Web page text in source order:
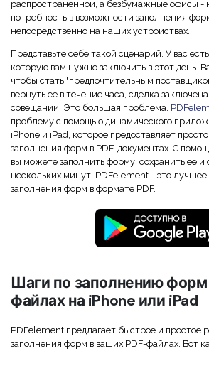
Новый PDFelement 12
проще
От AI-функций до пакетных
PDFelement делает работу с PDF еще
Скачать бесплатно
Скрыть фрагменты PDF Новый
PDF OCR
Извлечение данных из PDF
Защита PDF паролем
Поделиться PDF
Комплексные решения
Преподавание
IT-служба
Юриспруденция
Финансы
Издательство
Канал на YouTube
Сообщество ВКонтакте
Канал Яндекс Дзен
распространенной, а безбумажные офисы -
потребность в возможности заполнения
непосредственно на наших устройствах.
Представьте себе такой сценарий. У вас
которую вам нужно заключить в этот день.
чтобы стать "предпочтительным
вернуть ее в течение часа, сделка
совещании. Это большая проблема.
проблему с помощью динамического
iPhone и iPad, которое предоставляет
заполнения форм в PDF-документах. С
вы можете заполнить форму, сохранить ее и
нескольких минут. PDFelement - это
заполнения форм в формате PDF.
Шаги по заполнению форм
файлах на iPhone или iPad
PDFelement предлагает быстрое и простое
заполнения форм в ваших PDF-файлах. Вот